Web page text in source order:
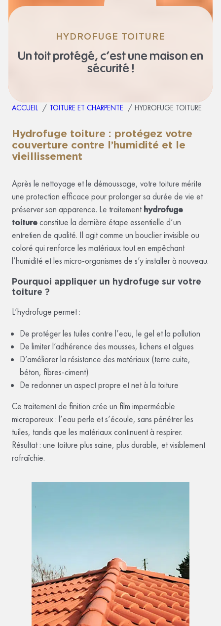
HYDROFUGE TOITURE
Un toit protégé, c’est une maison en
sécurité !
ACCUEIL TOITURE ET CHARPENTE HYDROFUGE TOITURE
Hydrofuge toiture : protégez votre
couverture contre l’humidité et le
vieillissement
Après le nettoyage et le démoussage, votre toiture mérite
une protection efficace pour prolonger sa durée de vie et
préserver son apparence. Le traitement hydrofuge
toitureconstitue la dernière étape essentielle d’un
entretien de qualité. Il agit comme un bouclier invisible ou
coloré qui renforce les matériaux tout en empêchant
l’humidité et les micro-organismes de s’y installer à nouveau.
Pourquoi appliquer un hydrofuge sur votre
toiture ?
L’hydrofuge permet :
De protéger les tuiles contre l’eau, le gel et la pollution
De limiter l’adhérence des mousses, lichens et algues
D’améliorer la résistance des matériaux (terre cuite,
béton, fibres-ciment)
De redonner un aspect propre et net à la toiture
Ce traitement de finition crée un film imperméable
microporeux : l’eau perle et s’écoule, sans pénétrer les
tuiles, tandis que les matériaux continuent à respirer.
Résultat : une toiture plus saine, plus durable, et visiblement
rafraîchie.